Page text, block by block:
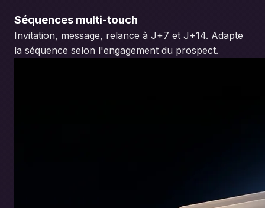
Séquences multi-touch
Invitation, message, relance à J+7 et J+14. Adapte
la séquence selon l'engagement du prospect.